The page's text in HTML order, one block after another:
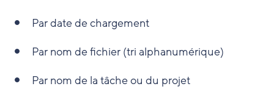
Par date de chargement
Par nom de fichier (tri alphanumérique)
Par nom de la tâche ou du projet